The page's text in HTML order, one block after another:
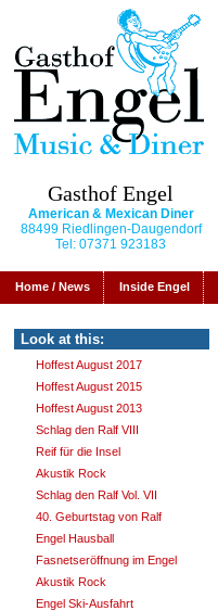
Gasthof Engel
American & Mexican Diner
88499 Riedlingen-Daugendorf
Tel: 07371 923183
Home / News Inside Engel
Look at this:
Hoffest August 2017
Hoffest August 2015
Hoffest August 2013
Schlag den Ralf VIII
Reif für die Insel
Akustik Rock
Schlag den Ralf Vol. VII
40. Geburtstag von Ralf
Engel Hausball
Fasnetseröffnung im Engel
Akustik Rock
Engel Ski-Ausfahrt